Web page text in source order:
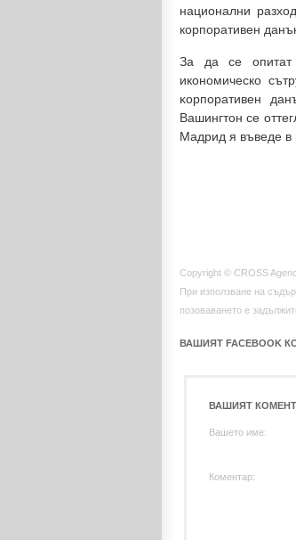
национални
корпоративен
За да се опитат
икономическо
ĸopпopaтивeн
Вашингтон ce
Мадрид я въвeдe в
Copyright © CROSS
При използване на
позоваването е
ВАШИЯТ FACEBOOK
ВАШИЯТ
Вашето име:
Коментар: